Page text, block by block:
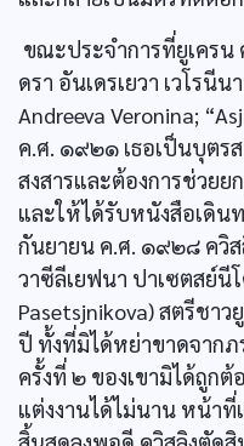
ขณะประจำการที่ยูเครน
ดรา อันเดรเยวา เวโรนี
Andreeva Veronina;
ค.ศ. ๑๙๒๑ เธอเป็นบุตร
สงสารและต้องการช่วยย
และให้ได้รับหนังสือเดิน
กันยายน ค.ศ. ๑๙๒๘ ควิส
วาซีลีเยฟนา ปาเซตสย์นี
Pasetsjnikova) สตรีชา
ปี ทั้งที่มิได้หย่าขาดจากภ
ครั้งที่ ๒ ของเขามิได้ถูก
แต่งงานได้ไม่นาน หน้าที่